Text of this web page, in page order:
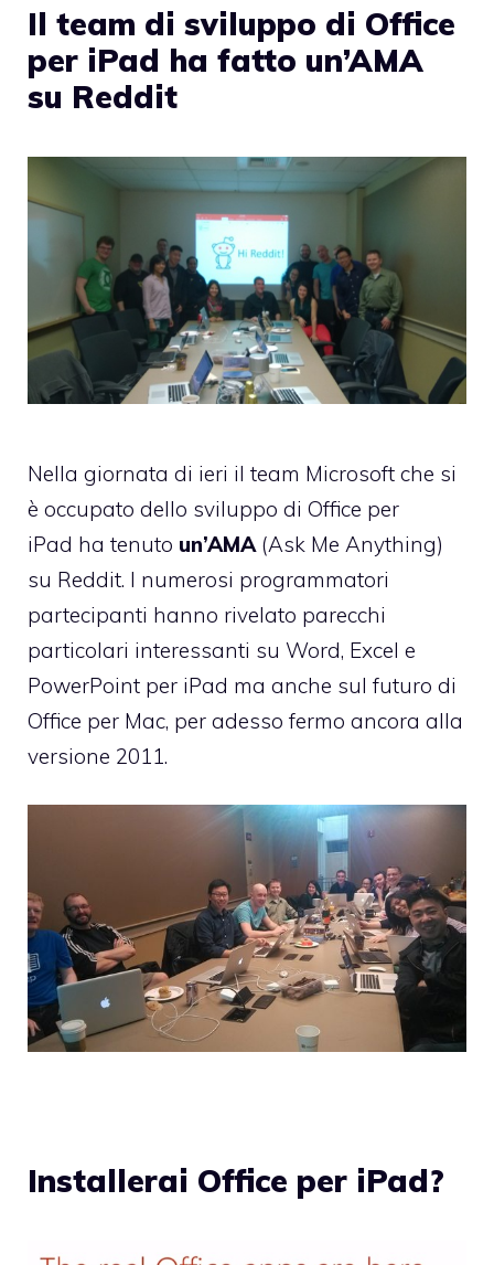
Il team di sviluppo di Office
per iPad ha fatto un’AMA
su Reddit
Nella giornata di ieri il team Microsoft che si
è occupato dello sviluppo di Office per
iPad ha tenuto un’AMA (Ask Me Anything)
su Reddit. I numerosi programmatori
partecipanti hanno rivelato parecchi
particolari interessanti su Word, Excel e
PowerPoint per iPad ma anche sul futuro di
Office per Mac, per adesso fermo ancora alla
versione 2011.
Installerai Office per iPad?